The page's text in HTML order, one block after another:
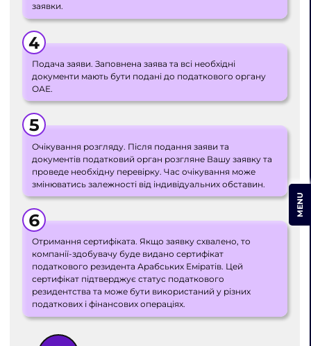
заявки.
Подача заяви. Заповнена заява та всі необхідні
документи мають бути подані до податкового органу
ОАЕ.
Очікування розгляду. Після подання заяви та
документів податковий орган розгляне Вашу заявку та
проведе необхідну перевірку. Час очікування може
змінюватись залежності від індивідуальних обставин.
Отримання сертифіката. Якщо заявку схвалено, то
компанії-здобувачу буде видано сертифікат
податкового резидента Арабських Еміратів. Цей
сертифікат підтверджує статус податкового
резидентства та може бути використаний у різних
податкових і фінансових операціях.
MENU